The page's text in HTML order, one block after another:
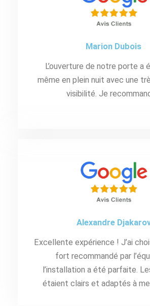
Marion Dubois
L’ouverture de notre porte a
même en plein nuit avec une
visibilité. Je
Alexandre
Excellente expérience ! J’ai
fort recommandé par
l’installation a été parfaite.
étaient clairs et adaptés à